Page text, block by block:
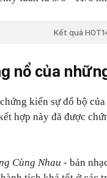
nổ của
chứng kiến sự đổ bộ
kết hợp này đã được
Cùng Nhau
- bản
tích khá tốt ở các